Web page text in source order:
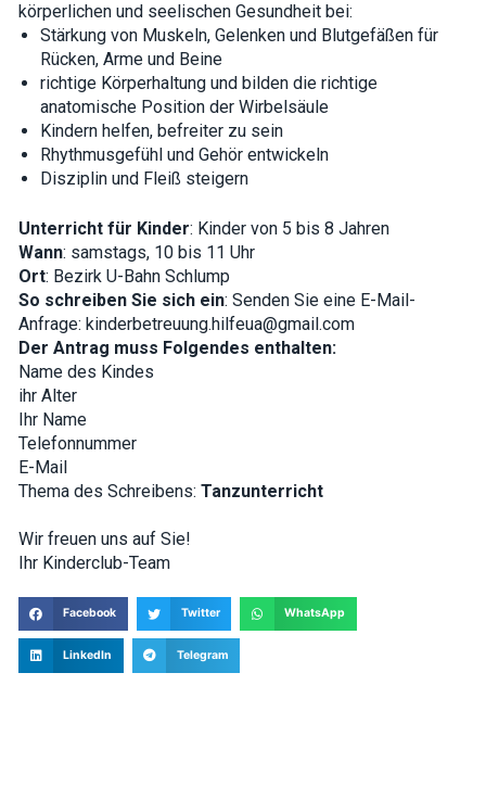
körperlichen und seelischen Gesundheit bei:
Stärkung von Muskeln, Gelenken und Blutgefäßen für
Rücken, Arme und Beine
richtige Körperhaltung und bilden die richtige
anatomische Position der Wirbelsäule
Kindern helfen, befreiter zu sein
Rhythmusgefühl und Gehör entwickeln
Disziplin und Fleiß steigern
Unterricht für Kinder: Kinder von 5 bis 8 Jahren
Wann: samstags, 10 bis 11 Uhr
Ort: Bezirk U-Bahn Schlump
So schreiben Sie sich ein: Senden Sie eine E-Mail-
Anfrage: kinderbetreuung.hilfeua@gmail.com
Der Antrag muss Folgendes enthalten:
Name des Kindes
ihr Alter
Ihr Name
Telefonnummer
E-Mail
Thema des Schreibens:Tanzunterricht
Wir freuen uns auf Sie!
Ihr Kinderclub-Team
Facebook Twitter WhatsApp
LinkedIn Telegram